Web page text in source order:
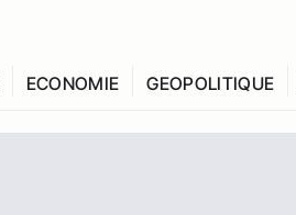
ECONOMIE GEOPOLITIQUE